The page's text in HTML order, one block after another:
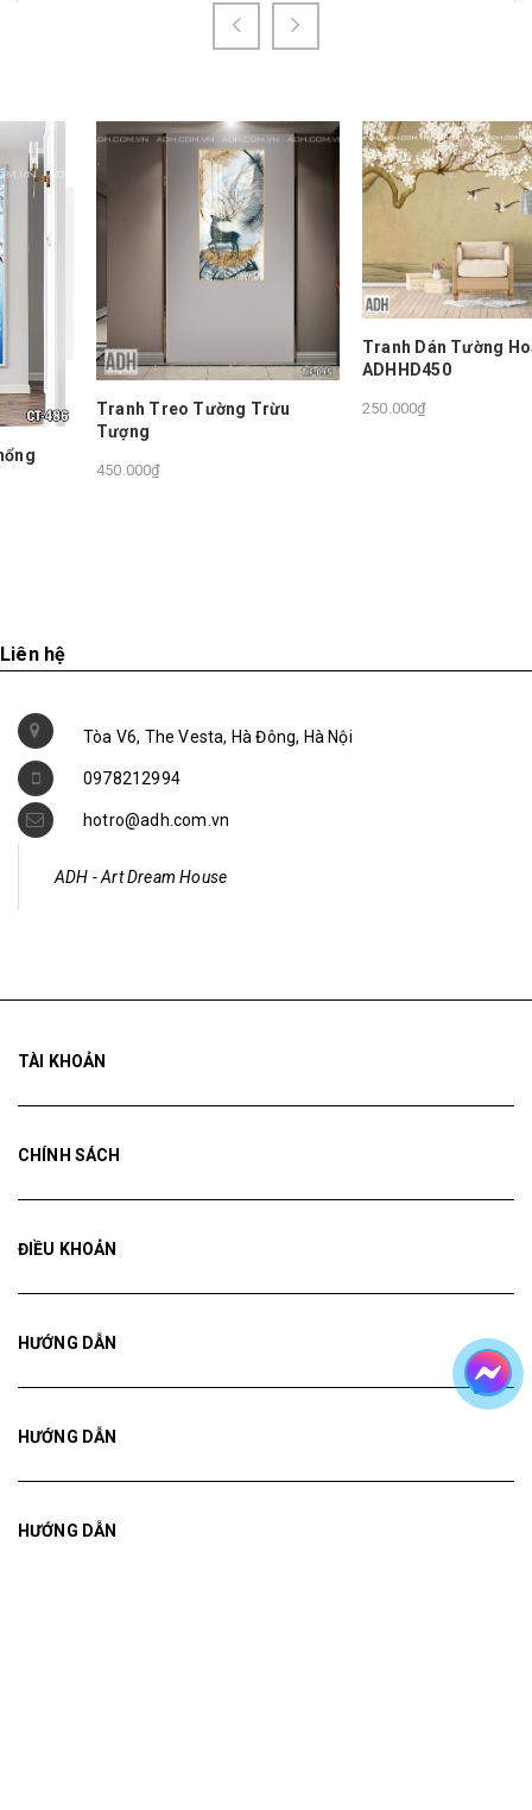
Tranh Treo Tường Trừu
Tượng
450.000₫
Tranh Dán Tường Hoa Đào
ADHHD450
Liên hệ
Tòa V6, The Vesta, Hà Đông, Hà Nội
0978212994
hotro@adh.com.vn
ADH - Art Dream House
TÀI KHOẢN
CHÍNH SÁCH
ĐIỀU KHOẢN
HƯỚNG DẪN
HƯỚNG DẪN
HƯỚNG DẪN